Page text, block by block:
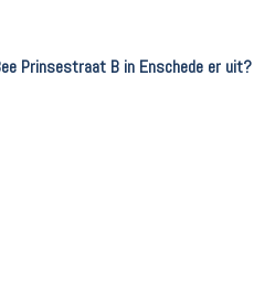
Prinsestraat B in Enschede er uit?